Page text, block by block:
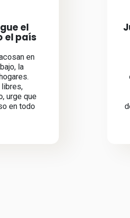
el
el país
en
la
urge que
en todo